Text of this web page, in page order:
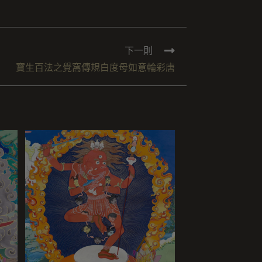
下一則
寶生百法之覺窩傳規白度母如意輪彩唐